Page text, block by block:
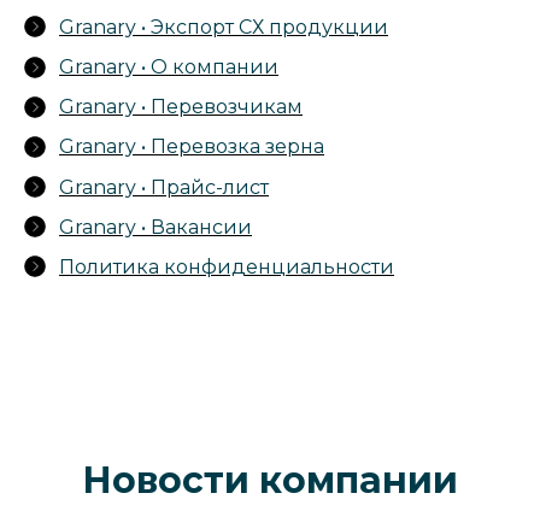
Granary • Экспорт СХ продукции
Granary • О компании
Granary • Перевозчикам
Granary • Перевозка зерна
Granary • Прайс-лист
Granary • Вакансии
Политика конфиденциальности
Новости компании